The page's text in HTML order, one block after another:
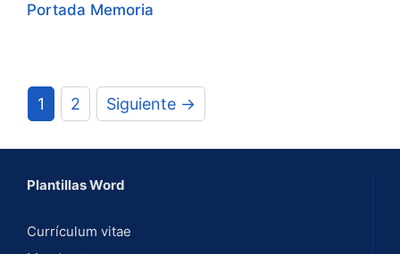
Portada Memoria
1 2 Siguiente →
Plantillas Word
Currículum vitae